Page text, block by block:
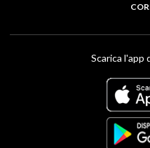
Scarica l'app